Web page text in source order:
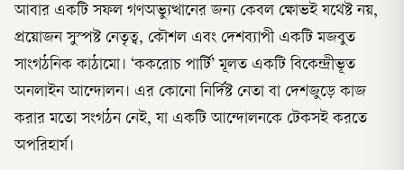
আবার একটি সফল গণঅভ্যুত্থানের জন্য কেবল ক্ষোভই যথেষ্ট নয়,
প্রয়োজন সুস্পষ্ট নেতৃত্ব, কৌশল এবং দেশব্যাপী একটি মজবুত
সাংগঠনিক কাঠামো। ‘ককরোচ পার্টি’ মূলত একটি বিকেন্দ্রীভূত
অনলাইন আন্দোলন। এর কোনো নির্দিষ্ট নেতা বা দেশজুড়ে কাজ
করার মতো সংগঠন নেই, যা একটি আন্দোলনকে টেকসই করতে
অপরিহার্য।